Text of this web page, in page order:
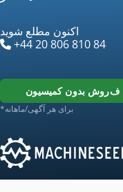
اکنون مطلع شوید
+44 20 806 810 84
فروش بدون کمیسیون
*برای هر آگهی/ماهانه